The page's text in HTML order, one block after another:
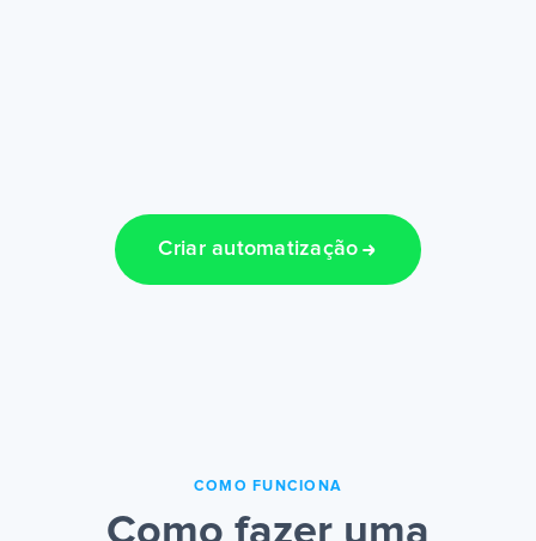
Criar automatização
COMO FUNCIONA